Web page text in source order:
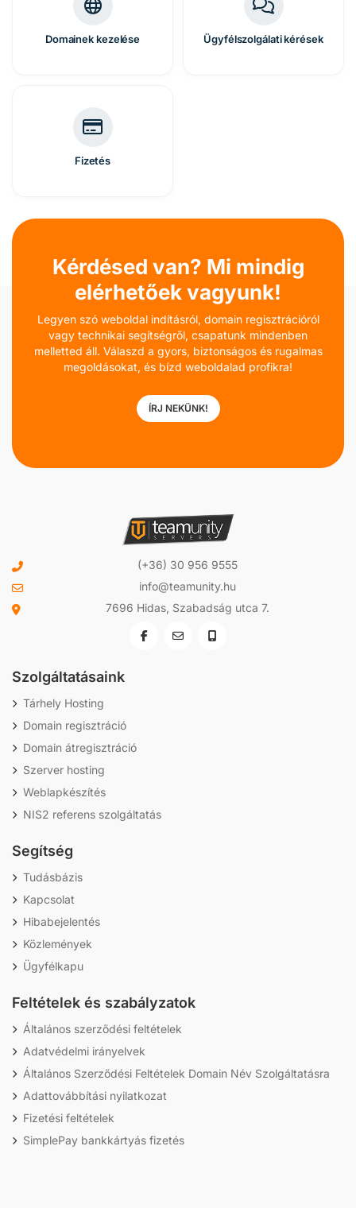
Domainek kezelése Ügyfélszolgálati kérések
Fizetés
Kérdésed van? Mi mindig
elérhetőek vagyunk!
Legyen szó weboldal indításról, domain regisztrációról
vagy technikai segítségről, csapatunk mindenben
melletted áll. Válaszd a gyors, biztonságos és rugalmas
megoldásokat, és bízd weboldalad profikra!
ÍRJ NEKÜNK!
(+36) 30 956 9555
info@teamunity.hu
7696 Hidas, Szabadság utca 7.
Szolgáltatásaink
Tárhely Hosting
Domain regisztráció
Domain átregisztráció
Szerver hosting
Weblapkészítés
NIS2 referens szolgáltatás
Segítség
Tudásbázis
Kapcsolat
Hibabejelentés
Közlemények
Ügyfélkapu
Feltételek és szabályzatok
Általános szerződési feltételek
Adatvédelmi irányelvek
Általános Szerződési Feltételek Domain Név Szolgáltatásra
Adattovábbítási nyilatkozat
Fizetési feltételek
SimplePay bankkártyás fizetés